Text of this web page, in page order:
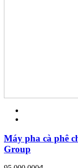
Máy pha cà phê
Group